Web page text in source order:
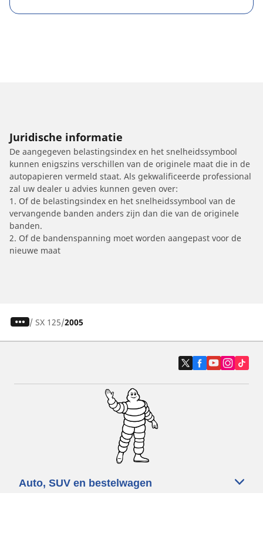
Juridische informatie
De aangegeven belastingsindex en het snelheidssymbool
kunnen enigszins verschillen van de originele maat die in de
autopapieren vermeld staat. Als gekwalificeerde professional
zal uw dealer u advies kunnen geven over:
1. Of de belastingsindex en het snelheidssymbool van de
vervangende banden anders zijn dan die van de originele
banden.
2. Of de bandenspanning moet worden aangepast voor de
nieuwe maat
/ SX 125 2005
Auto, SUV en bestelwagen